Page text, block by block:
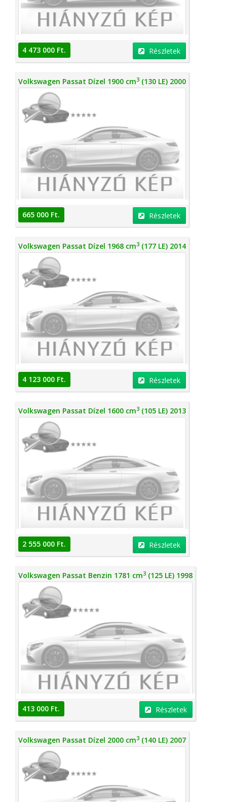
4 473 000 Ft. Részletek
Volkswagen Passat Dízel 1900 cm3 (130 LE) 2000
665 000 Ft. Részletek
Volkswagen Passat Dízel 1968 cm3 (177 LE) 2014
4 123 000 Ft. Részletek
Volkswagen Passat Dízel 1600 cm3 (105 LE) 2013
2 555 000 Ft. Részletek
Volkswagen Passat Benzin 1781 cm3 (125 LE) 1998
413 000 Ft. Részletek
Volkswagen Passat Dízel 2000 cm3 (140 LE) 2007